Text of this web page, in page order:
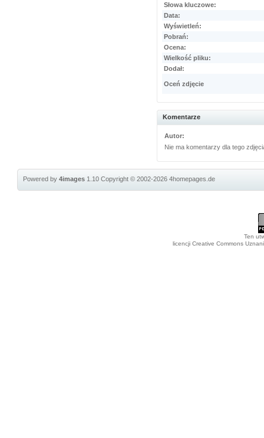
Słowa kluczowe:
Data:
Wyświetleń:
Pobrań:
Ocena:
Wielkość pliku:
Dodał:
Oceń zdjęcie
Komentarze
Autor:
Nie ma komentarzy dla tego
Powered by4images 1.10Copyright © 2002-20264homepages.de
Ten
licencji Creative Commons